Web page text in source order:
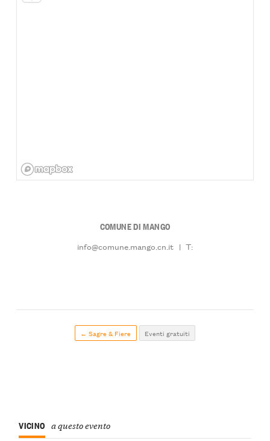
COMUNE DI MANGO
info@comune.mango.cn.it | T:
← Sagre & Fiere Eventi gratuiti
VICINO a questo evento